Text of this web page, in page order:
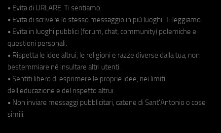
• Evita di URLARE. Ti sentiamo.
• Evita di scrivere lo stesso messaggio in più luoghi. Ti leggiamo.
• Evita in luoghi pubblici (forum, chat, community) polemiche e
questioni personali.
• Rispetta le idee altrui, le religioni e razze diverse dalla tua, non
bestemmiare né insultare altri utenti.
• Sentiti libero di esprimere le proprie idee, nei limiti
dell'educazione e del rispetto altrui.
• Non inviare messaggi pubblicitari, catene di Sant'Antonio o cose
simili.